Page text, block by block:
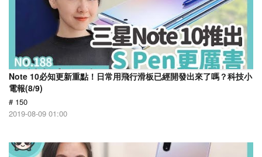
Note 10必知更新重點！日常用飛行滑板已經開發出來了嗎？科技小
電報(8/9)
# 150
2019-08-09 01:00